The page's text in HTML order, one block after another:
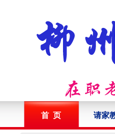
首 页 请家